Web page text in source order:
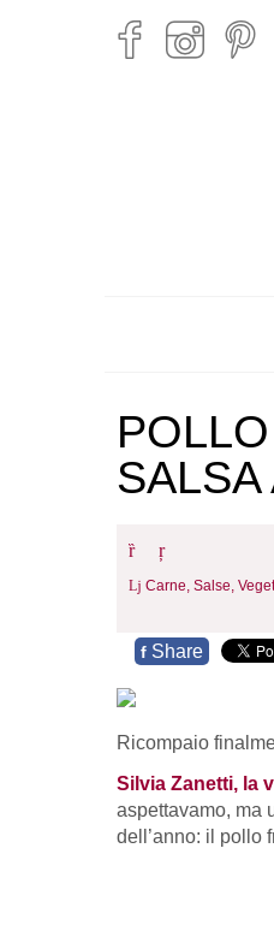
Carne, Salse,
f Share
Ricompaio
Silvia Zanetti, la
aspettavamo, ma
dell’anno: il pollo